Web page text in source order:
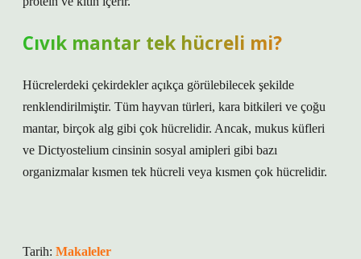
Cıvık mantar tek hücreli mi?
Hücrelerdeki çekirdekler açıkça görülebilecek şekilde
renklendirilmiştir. Tüm hayvan türleri, kara bitkileri ve çoğu
mantar, birçok alg gibi çok hücrelidir. Ancak, mukus küfleri
ve Dictyostelium cinsinin sosyal amipleri gibi bazı
organizmalar kısmen tek hücreli veya kısmen çok hücrelidir.
Tarih: Makaleler